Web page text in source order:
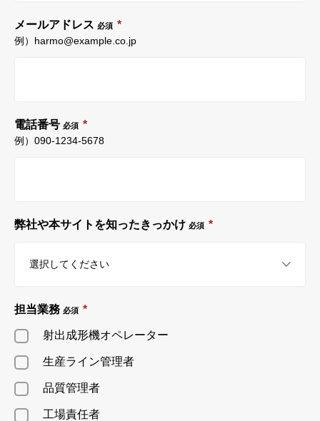
メールアドレス 必須 *
例）harmo@example.co.jp
電話番号 必須 *
例）090-1234-5678
弊社や本サイトを知ったきっかけ 必須 *
担当業務 必須 *
射出成形機オペレーター
生産ライン管理者
品質管理者
工場責任者